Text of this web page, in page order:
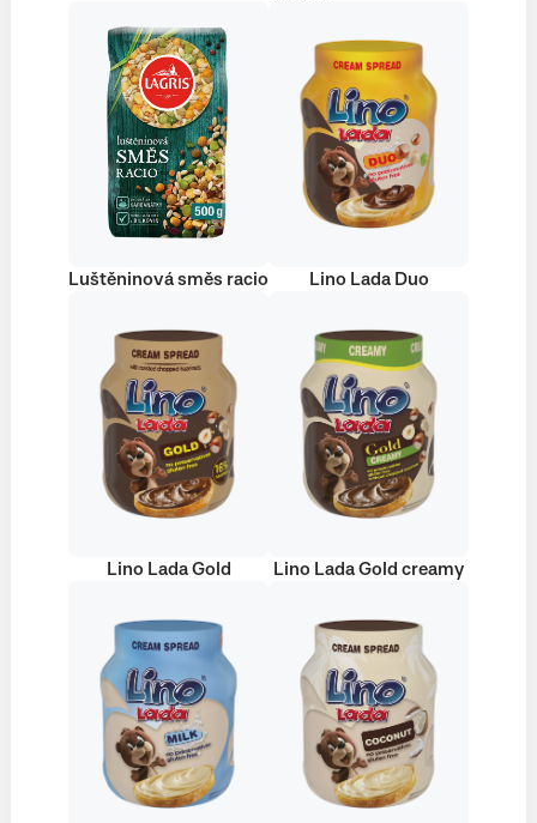
Luštěninová směs racio Lino Lada Duo
Lino Lada Gold Lino Lada Gold creamy